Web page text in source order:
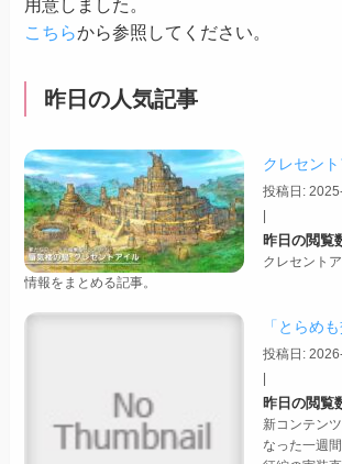
用意しました。
こちらから参照してください。
昨日の人気記事
投稿日:
昨日の閲覧
クレセント
情報をまとめる記事。
投稿日:
|
昨日の閲覧
新コンテン
なった一週